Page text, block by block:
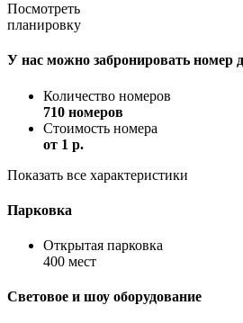
Посмотреть
планировку
У нас можно забронировать номер
Количество номеров
710 номеров
Стоимость номера
от 1 p.
Показать все характеристики
Парковка
Открытая парковка
400 мест
Световое и шоу оборудование